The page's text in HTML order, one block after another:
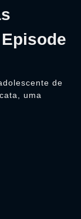
de
uma